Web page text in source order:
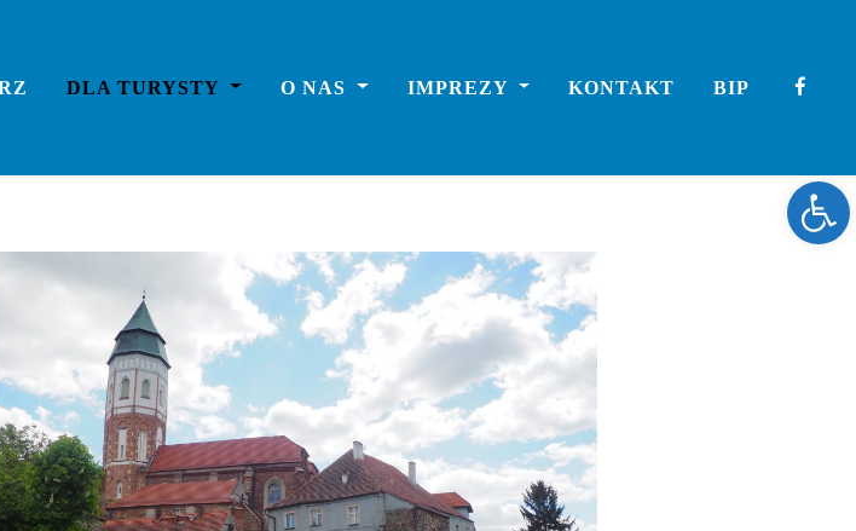
DLA TURYSTY O NAS IMPREZY KONTAKT BIP